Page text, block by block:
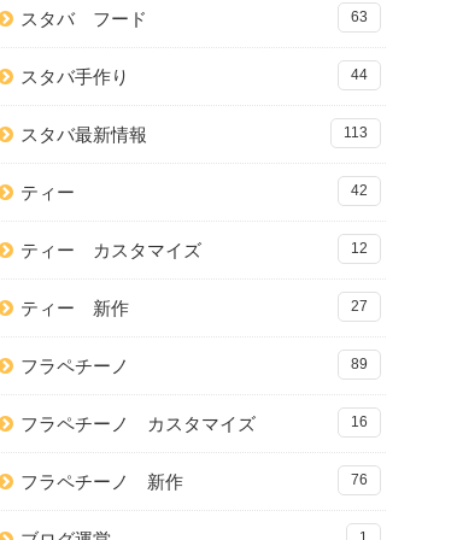
スタバ フード 63
スタバ手作り 44
スタバ最新情報 113
ティー 42
ティー カスタマイズ 12
ティー 新作 27
フラペチーノ 89
フラペチーノ カスタマイズ 16
フラペチーノ 新作 76